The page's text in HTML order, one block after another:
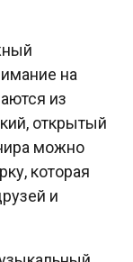
на
из
открытый
можно
которая
и